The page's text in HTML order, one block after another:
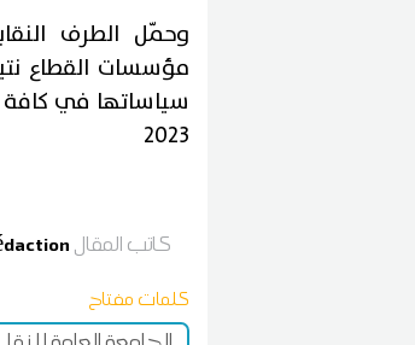
وحمّل الطرف
مؤسسات القطاع
2023
كاتب المقال
كلمات مفتاح